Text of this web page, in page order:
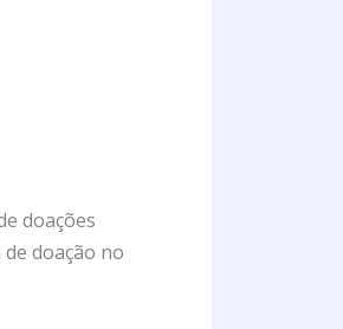
doações
doação no